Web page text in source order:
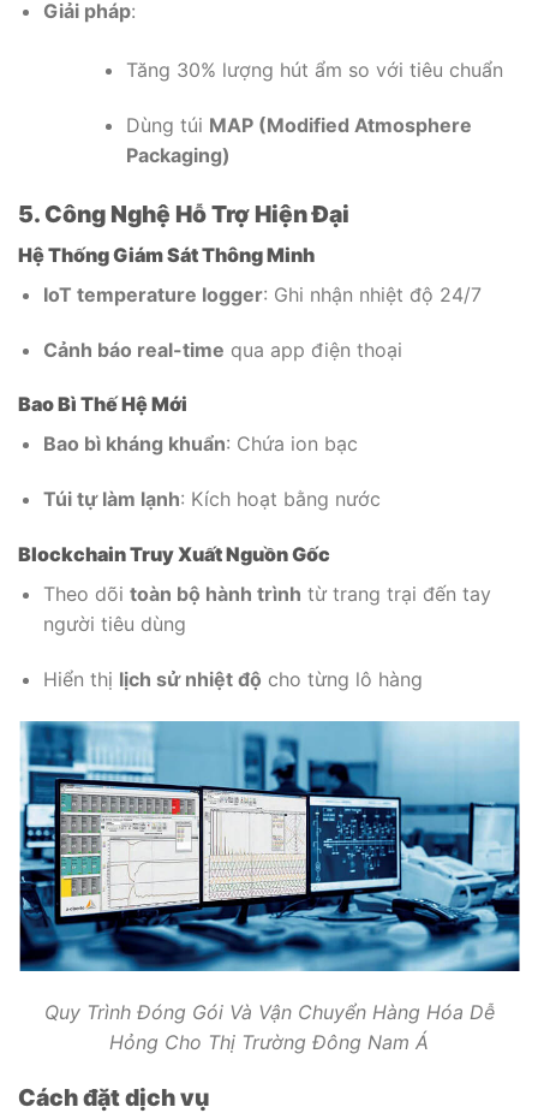
Giải pháp:
Tăng 30% lượng hút ẩm so với tiêu chuẩn
Dùng túi MAP (Modified Atmosphere
Packaging)
5. Công Nghệ Hỗ Trợ Hiện Đại
Hệ Thống Giám Sát Thông Minh
IoT temperature logger: Ghi nhận nhiệt độ 24/7
Cảnh báo real-time qua app điện thoại
Bao Bì Thế Hệ Mới
Bao bì kháng khuẩn: Chứa ion bạc
Túi tự làm lạnh: Kích hoạt bằng nước
Blockchain Truy Xuất Nguồn Gốc
Theo dõi toàn bộ hành trình từ trang trại đến tay
người tiêu dùng
Hiển thị lịch sử nhiệt độ cho từng lô hàng
Quy Trình Đóng Gói Và Vận Chuyển Hàng Hóa Dễ
Hỏng Cho Thị Trường Đông Nam Á
Cách đặt dịch vụ